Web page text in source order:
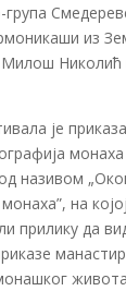
из
Милош Николић
је
називом
на
прилику да